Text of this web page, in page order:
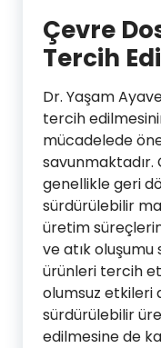
Çevre
Tercih
Dr. Yaşam
tercih
mücadelede
genellikle geri
sürdürülebilir
üretim
ve atık
ürünleri tercih
olumsuz etkileri
sürdürülebilir
edilmesine de